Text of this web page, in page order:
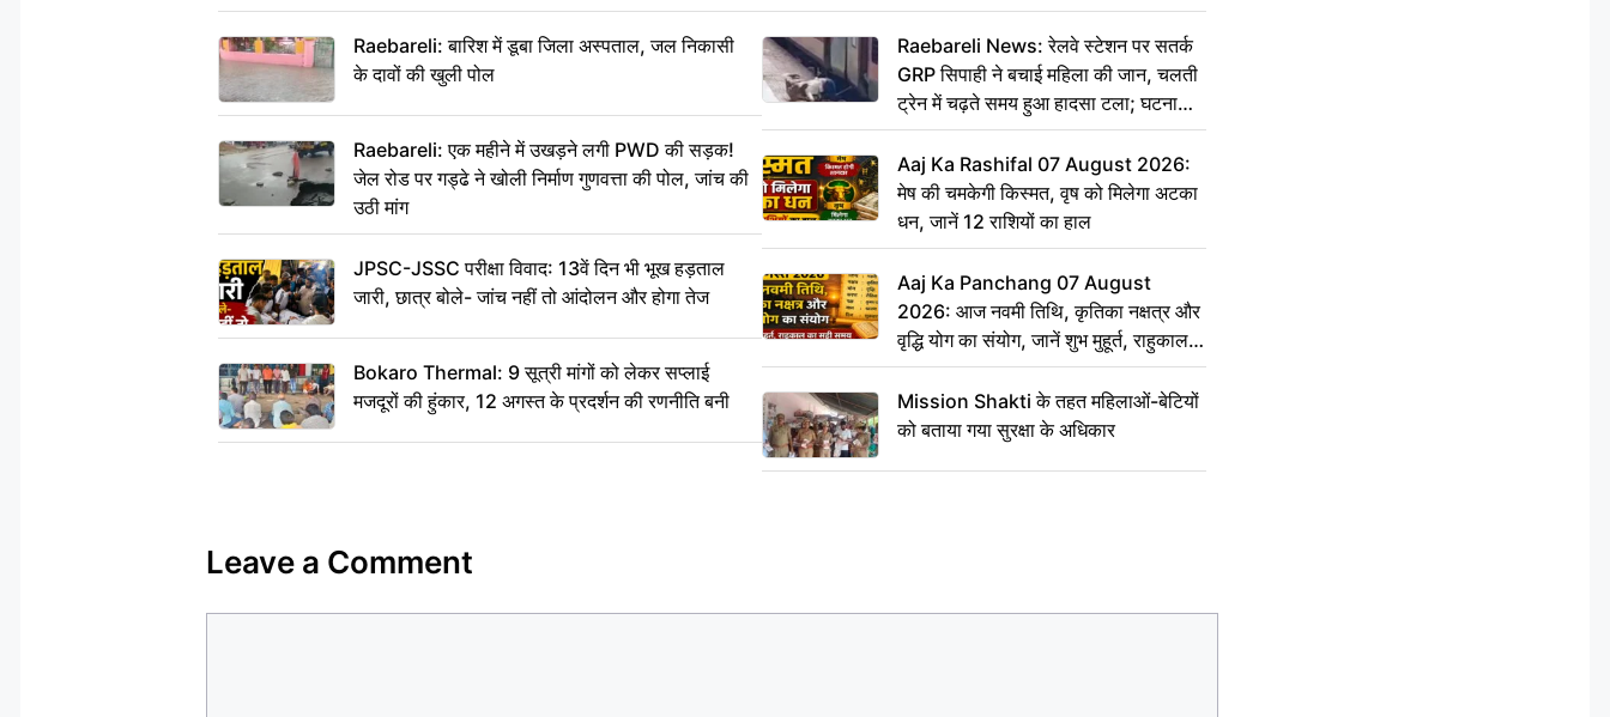
Raebareli: बारिश में डूबा जिला अस्पताल, जल निकासी
के दावों की खुली पोल
Raebareli: एक महीने में उखड़ने लगी PWD की सड़क!
जेल रोड पर गड्ढे ने खोली निर्माण गुणवत्ता की पोल, जांच की
उठी मांग
JPSC-JSSC परीक्षा विवाद: 13वें दिन भी भूख हड़ताल
जारी, छात्र बोले- जांच नहीं तो आंदोलन और होगा तेज
Bokaro Thermal: 9 सूत्री मांगों को लेकर सप्लाई
मजदूरों की हुंकार, 12 अगस्त के प्रदर्शन की रणनीति बनी
Raebareli News: रेलवे स्टेशन पर सतर्क
GRP सिपाही ने बचाई महिला की जान, चलती
ट्रेन में चढ़ते समय हुआ हादसा टला; घटना
CCTV में कैद
Aaj Ka Rashifal 07 August 2026:
मेष की चमकेगी किस्मत, वृष को मिलेगा अटका
धन, जानें 12 राशियों का हाल
Aaj Ka Panchang 07 August
2026: आज नवमी तिथि, कृतिका नक्षत्र और
वृद्धि योग का संयोग, जानें शुभ मुहूर्त, राहुकाल
का सही समय
Mission Shakti के तहत महिलाओं-बेटियों
को बताया गया सुरक्षा के अधिकार
Leave a Comment